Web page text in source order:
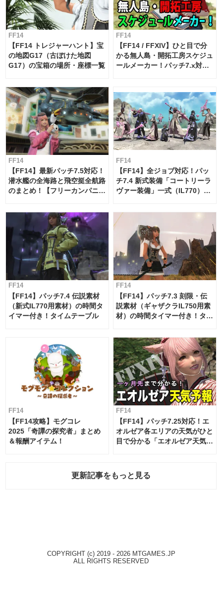
FF14
【FF14 トレジャーハント】宝
の地図G17（古ぼけた地図
G17）の宝箱の場所・座標一覧
FF14
【FF14 / FFXIV】ひと目で分
かる無人島・開拓工房スケジュ
ールメーカー！パッチ7.x対応
FF14
【FF14】最新パッチ7.5対応！
潜水艦の全海路と飛空挺全航路
のまとめ！【フリーカンパニ
FF14
【FF14】全ジョブ対応！パッ
チ7.4 新式装備「コートリーラ
ヴァー装備」一式（IL770）の
FF14
【FF14】パッチ7.4 伝説素材
（新式IL770用素材）の時間タ
イマー付き！タイムテーブル
FF14
【FF14】パッチ7.3 刻限・伝
説素材（ギャザクラIL750用素
材）の時間タイマー付き！タイ
FF14
【FF14攻略】モグコレ
2025「奇譚の探究者」まとめ
＆報酬アイテム！
FF14
【FF14】パッチ7.25対応！エ
オルゼア各エリアの天気がひと
目で分かる「エオルゼア天気予
更新記事をもっと見る
COPYRIGHT (c) 2019 - 2026 MTGAMES.JP
ALL RIGHTS RESERVED